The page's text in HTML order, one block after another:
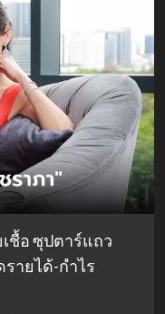
ชื้อ ซุปตาร์แถว
ายได้-กำไร